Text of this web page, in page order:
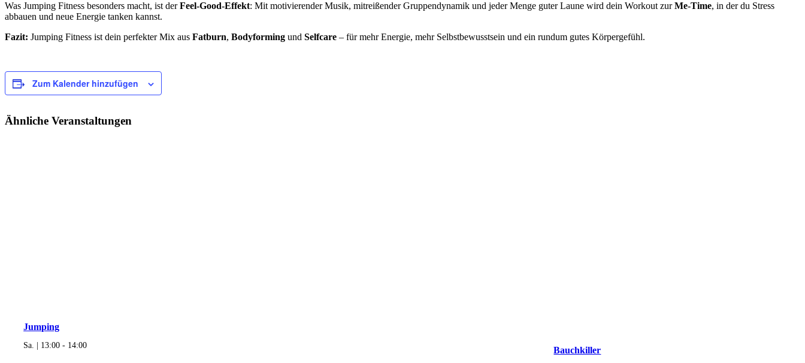
Was Jumping Fitness besonders macht, ist derFeel-Good-Effekt: Mit motivierender Musik, mitreißender Gruppendynamik und jeder Menge guter Laune wird dein Workout zurMe-Time, in der du Stress
abbauen und neue Energie tanken kannst.
Fazit: Jumping Fitness ist dein perfekter Mix aus Fatburn, Bodyforming und Selfcare – für mehr Energie, mehr Selbstbewusstsein und ein rundum gutes Körpergefühl.
Zum Kalender hinzufügen
Ähnliche Veranstaltungen
Jumping
Sa. | 13:00 - 14:00
Bauchkiller